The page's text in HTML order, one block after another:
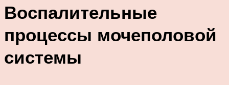
Воспалительные
процессы мочеполовой
системы